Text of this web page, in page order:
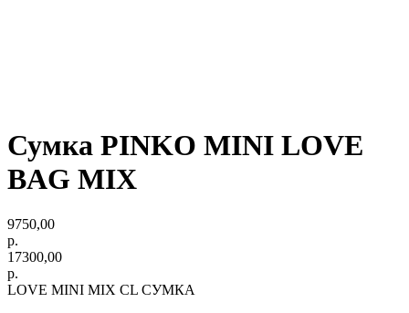
Сумка PINKO MINI LOVE
BAG MIX
9750,00
р.
17300,00
р.
LOVE MINI MIX CL СУМКА